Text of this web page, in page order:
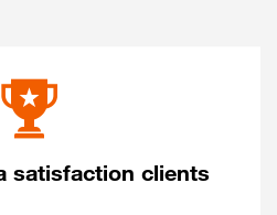
satisfaction clients